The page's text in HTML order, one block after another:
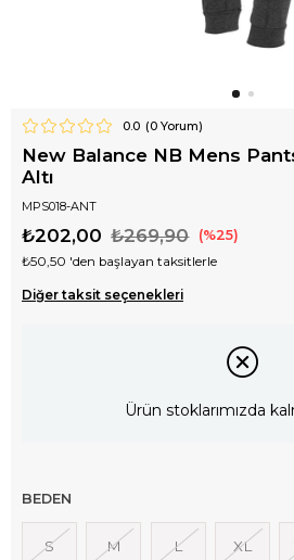
0.0 (0Yorum)
New Balance NB Mens
Altı
MPS018-ANT
₺269,90
₺202,00 25
₺50,50 'den başlayan taksitlerle
Diğer taksit seçenekleri
Ürün stoklarımızda
BEDEN
S M L XL